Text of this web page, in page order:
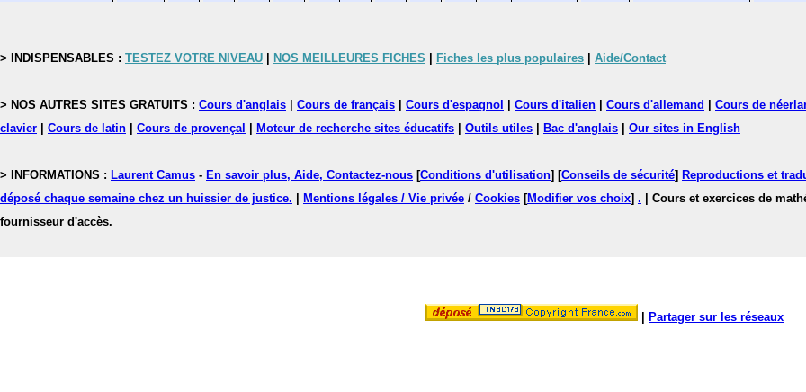
> INDISPENSABLES : TESTEZ VOTRE NIVEAU NOS MEILLEURES FICHES Fiches les plus populaires Aide/Contact
> NOS AUTRES SITES GRATUITS : Cours d'anglais Cours de français Cours d'espagnol Cours d'italien Cours d'allemand Cours de
clavier
Cours de latin Cours de provençal Moteur de recherche sites éducatifs Outils utiles Bac d'anglais Our sites in English
> INFORMATIONS : Laurent Camus - En savoir plus, Aide, Contactez-nous [Conditions d'utilisation] [Conseils de sécurité] Reproductions et
déposé chaque semaine chez un huissier de justice.
Mentions légales / Vie privée / Cookies [Modifier vos choix] .
| Cours et exercices de
fournisseur d'accès.
Partager sur les réseaux